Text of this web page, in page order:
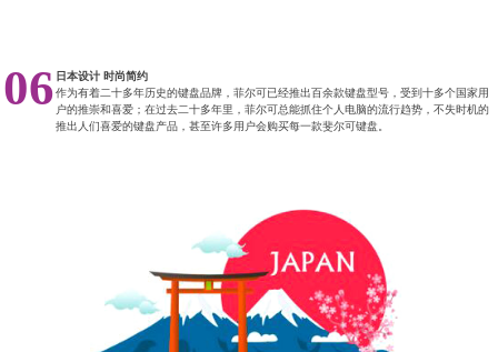
06 日本设计 时尚简约
作为有着二十多年历史的键盘品牌，菲尔可已经推出百余款键盘型号，受到十多个国家用
户的推崇和喜爱；在过去二十多年里，菲尔可总能抓住个人电脑的流行趋势，不失时机的
推出人们喜爱的键盘产品，甚至许多用户会购买每一款斐尔可键盘。